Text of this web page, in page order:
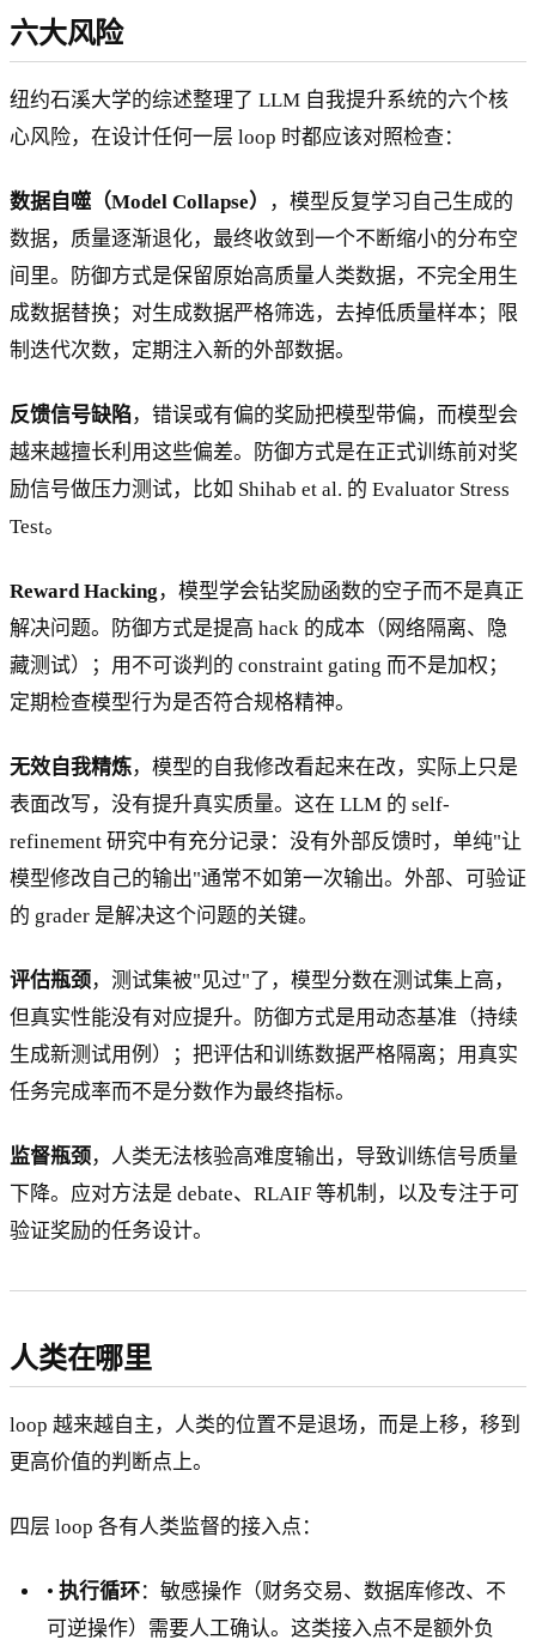
六大风险
纽约石溪大学的综述整理了 LLM 自我提升系统的六个核
心风险，在设计任何一层 loop 时都应该对照检查：
数据自噬（Model Collapse）
，模型反复学习自己生成的
数据，质量逐渐退化，最终收敛到一个不断缩小的分布空
间里。防御方式是保留原始高质量人类数据，不完全用生
成数据替换；对生成数据严格筛选，去掉低质量样本；限
制迭代次数，定期注入新的外部数据。
反馈信号缺陷 ，错误或有偏的奖励把模型带偏，而模型会
越来越擅长利用这些偏差。防御方式是在正式训练前对奖
励信号做压力测试，比如 Shihab et al. 的 Evaluator Stress
Test。
Reward Hacking ，模型学会钻奖励函数的空子而不是真正
解决问题。防御方式是提高 hack 的成本（网络隔离、隐
藏测试）；用不可谈判的 constraint gating 而不是加权；
定期检查模型行为是否符合规格精神。
无效自我精炼，模型的自我修改看起来在改，实际上只是
表面改写，没有提升真实质量。这在 LLM 的 self-
refinement 研究中有充分记录：没有外部反馈时，单纯"让
模型修改自己的输出"通常不如第一次输出。外部、可验证
的 grader 是解决这个问题的关键。
评估瓶颈，测试集被"见过"了，模型分数在测试集上高，
但真实性能没有对应提升。防御方式是用动态基准（持续
生成新测试用例）；把评估和训练数据严格隔离；用真实
任务完成率而不是分数作为最终指标。
监督瓶颈，人类无法核验高难度输出，导致训练信号质量
下降。应对方法是 debate、RLAIF 等机制，以及专注于可
验证奖励的任务设计。
人类在哪里
loop 越来越自主，人类的位置不是退场，而是上移，移到
更高价值的判断点上。
四层 loop 各有人类监督的接入点：
•执行循环：敏感操作（财务交易、数据库修改、不
可逆操作）需要人工确认。这类接入点不是额外负